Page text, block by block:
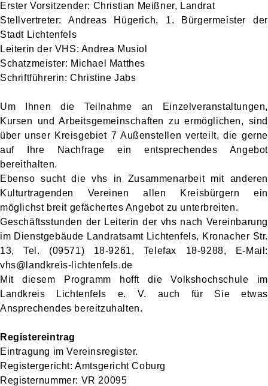
Erster Vorsitzender: Christian Meißner, Landrat
Stellvertreter: Andreas Hügerich, 1. Bürgermeister der
Stadt Lichtenfels
Leiterin der VHS: Andrea Musiol
Schatzmeister: Michael Matthes
Schriftführerin: Christine Jabs
Um Ihnen die Teilnahme an Einzelveranstaltungen,
Kursen und Arbeitsgemeinschaften zu ermöglichen, sind
über unser Kreisgebiet 7 Außenstellen verteilt, die gerne
auf Ihre Nachfrage ein entsprechendes Angebot
bereithalten.
Ebenso sucht die vhs in Zusammenarbeit mit anderen
Kulturtragenden Vereinen allen Kreisbürgern ein
möglichst breit gefächertes Angebot zu unterbreiten.
Geschäftsstunden der Leiterin der vhs nach Vereinbarung
im Dienstgebäude Landratsamt Lichtenfels, Kronacher Str.
13, Tel. (09571) 18-9261, Telefax 18-9288, E-Mail:
vhs@landkreis-lichtenfels.de
Mit diesem Programm hofft die Volkshochschule im
Landkreis Lichtenfels e. V. auch für Sie etwas
Ansprechendes bereitzuhalten.
Registereintrag
Eintragung im Vereinsregister.
Registergericht: Amtsgericht Coburg
Registernummer: VR 20095